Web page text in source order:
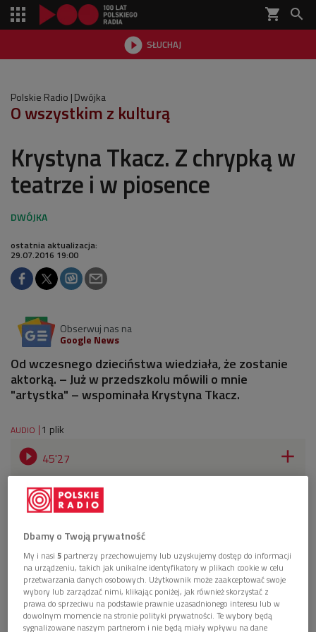
shopping_cart 
 SŁUCHAJ

Polskie Radio Dwójka
O wszystkim z kulturą
Krystyna Tkacz. Z chrypką w
teatrze i w piosence
ostatnia aktualizacja:
29.07.2016 19:00
Obserwuj nas na
Google News
Od wczesnego dzieciństwa wiedziała, że zostanie
aktorką. – Już w przedszkolu mówili o mnie
"artystka" – wspominała Krystyna Tkacz.
AUDIO 1 plik
 45'27 
Krystyna Tkacz. Z chrypką w teatrze i w piosence
(O wszystkim z kulturą/Dwójka)
Dbamy o Twoją prywatność
My i nasi5 partnerzy przechowujemy lub uzyskujemy dostęp do informacji
na urządzeniu, takich jak unikalne identyfikatory w plikach cookie w celu
przetwarzania danych osobowych. Użytkownik może zaakceptować swoje
wybory lub zarządzać nimi, klikając poniżej, jak również skorzystać z
prawa do sprzeciwu na podstawie prawnie uzasadnionego interesu lub w
dowolnym momencie na stronie polityki prywatności. Te wybory będą
sygnalizowane naszym partnerom i nie będą miały wpływu na dane